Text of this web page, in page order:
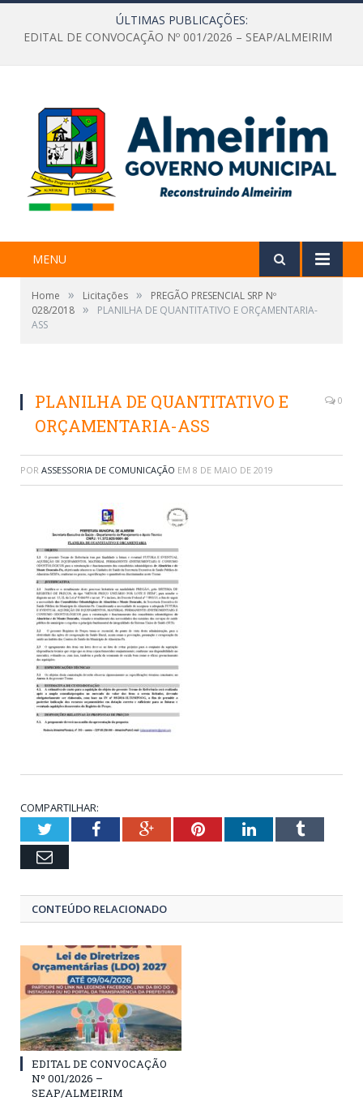
ÚLTIMAS PUBLICAÇÕES:
EDITAL DE CONVOCAÇÃO Nº 001/2026 – SEAP/ALMEIRIM
MENU
Home » Licitações »
PREGÃO PRESENCIAL SRP Nº
028/2018 »
PLANILHA DE QUANTITATIVO E ORÇAMENTARIA-
ASS
PLANILHA DE QUANTITATIVO E
ORÇAMENTARIA-ASS
0
POR ASSESSORIA DE COMUNICAÇÃO EM 8 DE MAIO DE 2019
COMPARTILHAR:
TwitterFacebookGoogle+PinterestLinkedInTumblr
Email
CONTEÚDO RELACIONADO
EDITAL DE CONVOCAÇÃO
Nº 001/2026 –
SEAP/ALMEIRIM